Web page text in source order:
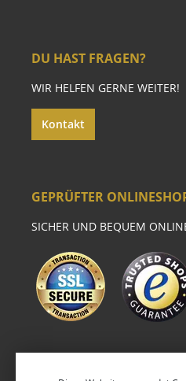
DU HAST FRAGEN?
WIR HELFEN GERNE WEITER!
Kontakt
GEPRÜFTER
SICHER UND BEQUEM